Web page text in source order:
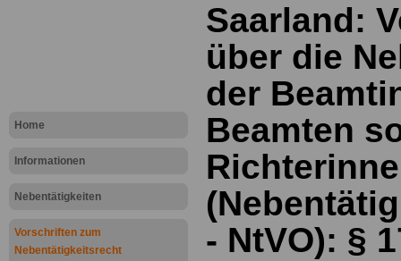
Home
Informationen
Nebentätigkeiten
Vorschriften zum
Nebentätigkeitsrecht
Saarland:
über die
der
Beamten
- NtVO): §